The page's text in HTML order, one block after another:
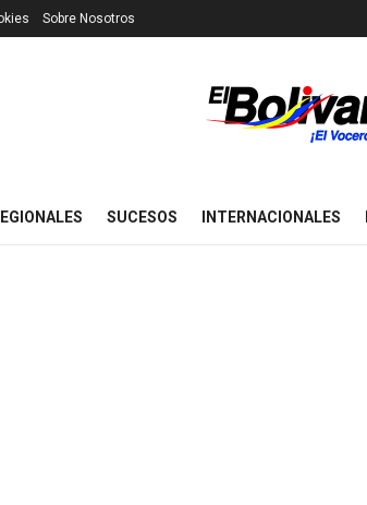
Sobre Nosotros
SUCESOS INTERNACIONALES